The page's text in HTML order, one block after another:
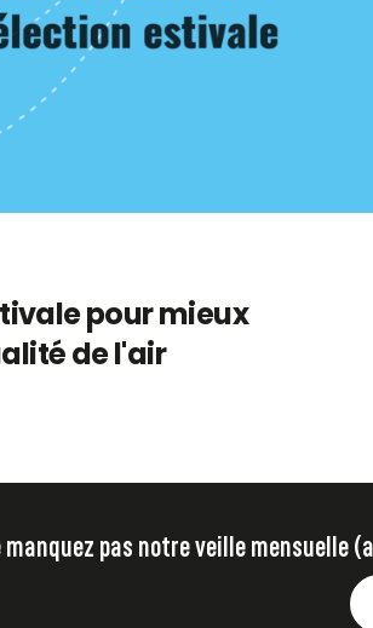
pour mieux
de l'air
pas notre veille